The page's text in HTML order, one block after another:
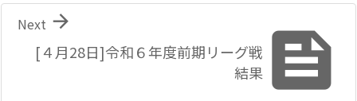

[４月28日]令和６年度前期リーグ戦
結果

Next